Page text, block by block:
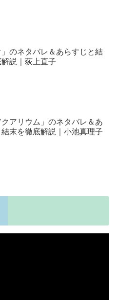
」のネタバレ＆あらすじと結
説｜荻上直子
クアリウム」のネタバレ＆あ
結末を徹底解説｜小池真理子